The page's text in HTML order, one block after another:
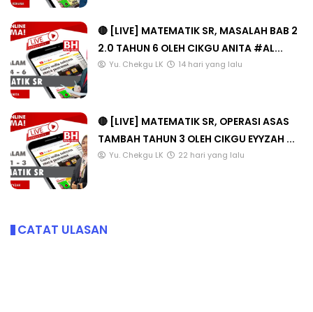
🔴 [LIVE] MATEMATIK SR, MASALAH BAB 2
2.0 TAHUN 6 OLEH CIKGU ANITA #AL...
Yu. Chekgu LK 14 hari yang lalu
🔴 [LIVE] MATEMATIK SR, OPERASI ASAS
TAMBAH TAHUN 3 OLEH CIKGU EYYZAH ...
Yu. Chekgu LK 22 hari yang lalu
CATAT ULASAN